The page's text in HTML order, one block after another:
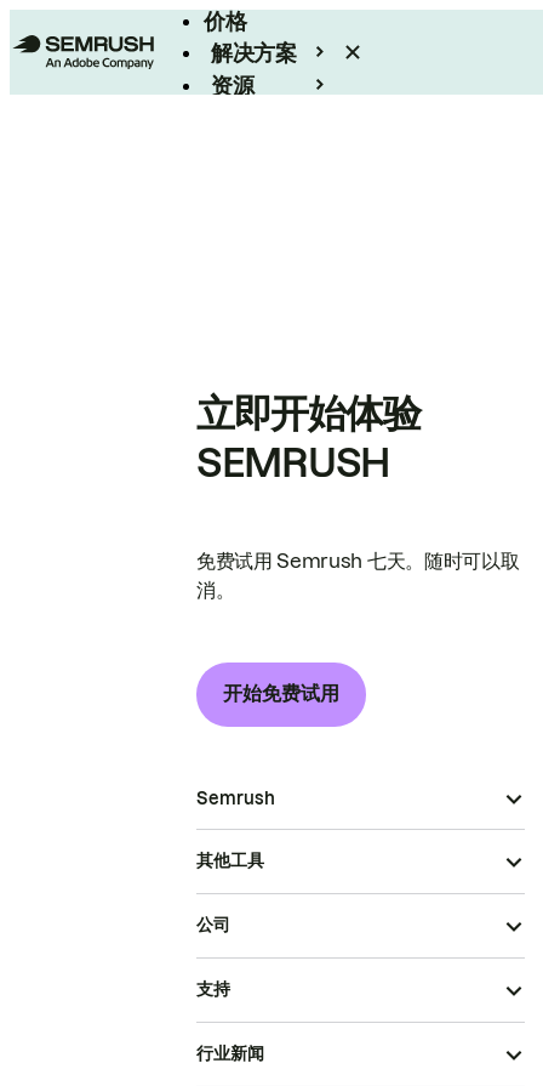
价格
解决方案
资源
立即开始体验
SEMRUSH
免费试用 Semrush 七天。随时可以取
消。
开始免费试用
Semrush
其他工具
公司
支持
行业新闻